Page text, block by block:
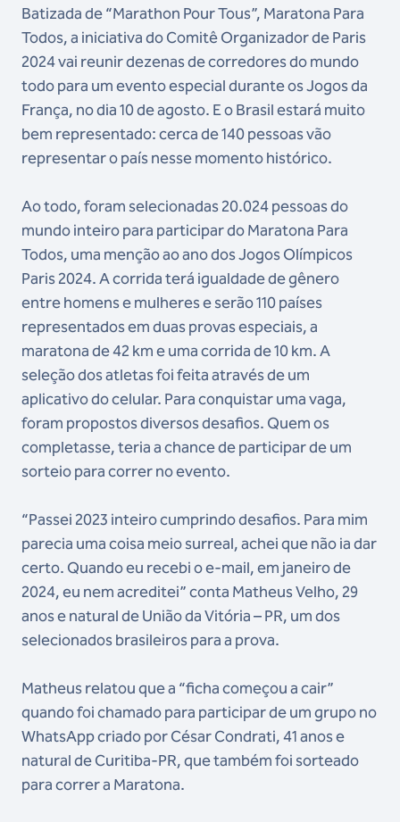
Batizada de “Marathon Pour Tous”, Maratona Para
Todos, a iniciativa do Comitê Organizador de Paris
2024 vai reunir dezenas de corredores do mundo
todo para um evento especial durante os Jogos da
França, no dia 10 de agosto. E o Brasil estará muito
bem representado: cerca de 140 pessoas vão
representar o país nesse momento histórico.
Ao todo, foram selecionadas 20.024 pessoas do
mundo inteiro para participar do Maratona Para
Todos, uma menção ao ano dos Jogos Olímpicos
Paris 2024. A corrida terá igualdade de gênero
entre homens e mulheres e serão 110 países
representados em duas provas especiais, a
maratona de 42 km e uma corrida de 10 km. A
seleção dos atletas foi feita através de um
aplicativo do celular. Para conquistar uma vaga,
foram propostos diversos desafios. Quem os
completasse, teria a chance de participar de um
sorteio para correr no evento.
“Passei 2023 inteiro cumprindo desafios. Para mim
parecia uma coisa meio surreal, achei que não ia dar
certo. Quando eu recebi o e-mail, em janeiro de
2024, eu nem acreditei” conta Matheus Velho, 29
anos e natural de União da Vitória – PR, um dos
selecionados brasileiros para a prova.
Matheus relatou que a “ficha começou a cair”
quando foi chamado para participar de um grupo no
WhatsApp criado por César Condrati, 41 anos e
natural de Curitiba-PR, que também foi sorteado
para correr a Maratona.